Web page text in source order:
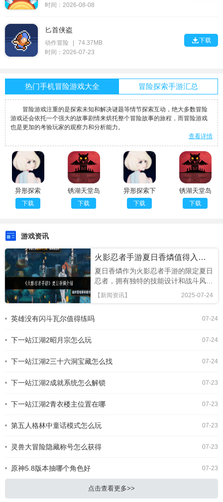
时间：2026-08-08
匕首侠盗
动作冒险
74.37MB
时间：2026-07-23
下载
热门手机冒险游戏大全 冒险探索手游汇总
冒险游戏注重的是探索未知和解决谜题等情节探索互动，绝大多数冒险
游戏还会依托一个强大的故事剧情来烘托整个冒险故事的旅程，而冒险游戏
也是更加的考验玩家的观察力和分析能力。
查看详情
异形探索
eve战败cg
集
下载
锈湖天堂岛
官方版
下载
异形探索下
载入口
下载
锈湖天堂岛
汉化版
下载
游戏资讯
火影忍者手游夏日香燐值得入手吗
夏日香燐作为火影忍者手游的限定夏日
忍者，拥有独特的技能设计和战斗风
格，本文将从技能解析、连招技巧及竞
技场表现全面评估，助你判断是否值得
基础攻击方面，夏日香燐的普攻为五段
主，具备良好的起手能力，第三段下劈
段持续输出中，锁链从地面穿出进行终
中效果。需要注意的是，最后一段
2025-07-24
【新闻资讯】
07-24
英雄没有闪斗瓦尔值得练吗
07-24
下一站江湖2昭月宗怎么玩
07-24
下一站江湖2三十六洞宝藏怎么找
07-23
下一站江湖2成就系统怎么解锁
07-23
下一站江湖2青衣楼主位置在哪
07-23
第五人格林中童话模式怎么玩
07-23
灵兽大冒险隐藏称号怎么获得
07-23
原神5.8版本抽哪个角色好
点击查看更多>>